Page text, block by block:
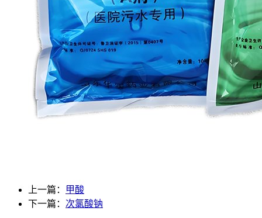
上一篇：
甲酸
下一篇： 次氯酸钠